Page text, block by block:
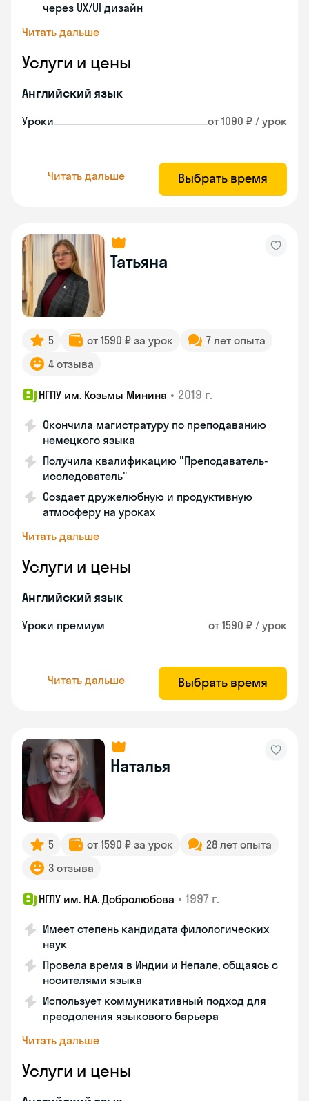
через UX/UI дизайн
Читать дальше
Услуги и цены
Английский язык
Уроки от 1090 ₽ / урок
Читать дальше Выбрать время
Татьяна
5 от 1590 ₽ за урок
7 лет опыта
4 отзыва
НГПУ им. Козьмы Минина • 2019 г.
Окончила магистратуру по преподаванию
немецкого языка
Получила квалификацию "Преподаватель-
исследователь"
Создает дружелюбную и продуктивную
атмосферу на уроках
Читать дальше
Услуги и цены
Английский язык
Уроки премиум от 1590 ₽ / урок
Читать дальше Выбрать время
Наталья
5 от 1590 ₽ за урок
28 лет опыта
3 отзыва
НГЛУ им. Н.А. Добролюбова • 1997 г.
Имеет степень кандидата филологических
наук
Провела время в Индии и Непале, общаясь с
носителями языка
Использует коммуникативный подход для
преодоления языкового барьера
Читать дальше
Услуги и цены